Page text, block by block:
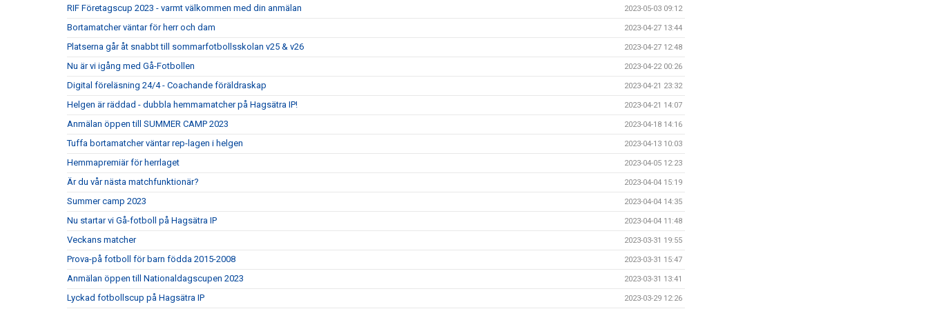
RIF Företagscup 2023 - varmt välkommen med din anmälan 2023-05-03 09:12
Bortamatcher väntar för herr och dam 2023-04-27 13:44
Platserna går åt snabbt till sommarfotbollsskolan v25 & v26 2023-04-27 12:48
Nu är vi igång med Gå-Fotbollen 2023-04-22 00:26
Digital föreläsning 24/4 - Coachande föräldraskap 2023-04-21 23:32
Helgen är räddad - dubbla hemmamatcher på Hagsätra IP! 2023-04-21 14:07
Anmälan öppen till SUMMER CAMP 2023 2023-04-18 14:16
Tuffa bortamatcher väntar rep-lagen i helgen 2023-04-13 10:03
Hemmapremiär för herrlaget 2023-04-05 12:23
Är du vår nästa matchfunktionär? 2023-04-04 15:19
Summer camp 2023 2023-04-04 14:35
Nu startar vi Gå-fotboll på Hagsätra IP 2023-04-04 11:48
Veckans matcher 2023-03-31 19:55
Prova-på fotboll för barn födda 2015-2008 2023-03-31 15:47
Anmälan öppen till Nationaldagscupen 2023 2023-03-31 13:41
Lyckad fotbollscup på Hagsätra IP 2023-03-29 12:26